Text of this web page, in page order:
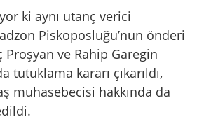
ki aynı utanç verici
Piskoposluğu’nun önderi
Proşyan ve Rahip Garegin
tutuklama kararı çıkarıldı,
muhasebecisi hakkında da